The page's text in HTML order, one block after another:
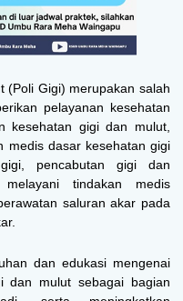
(Poli Gigi) merupakan salah
pelayanan kesehatan
kesehatan gigi dan mulut,
medis dasar kesehatan gigi
pencabutan gigi dan
tindakan medis
saluran akar pada
dan edukasi mengenai
dan mulut sebagai bagian